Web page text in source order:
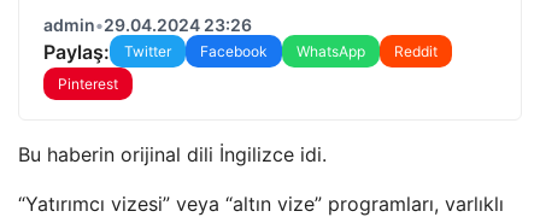
admin•29.04.2024 23:26
Paylaş: Twitter Facebook WhatsApp
Reddit
Pinterest
Bu haberin orijinal dili İngilizce idi.
“Yatırımcı vizesi” veya “altın vize” programları, varlıklı